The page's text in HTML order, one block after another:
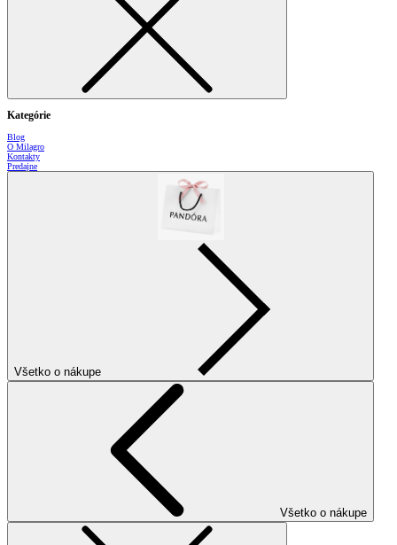
Kategórie
Blog
O Milagro
Kontakty
Predajne
Všetko o nákupe
Všetko o nákupe